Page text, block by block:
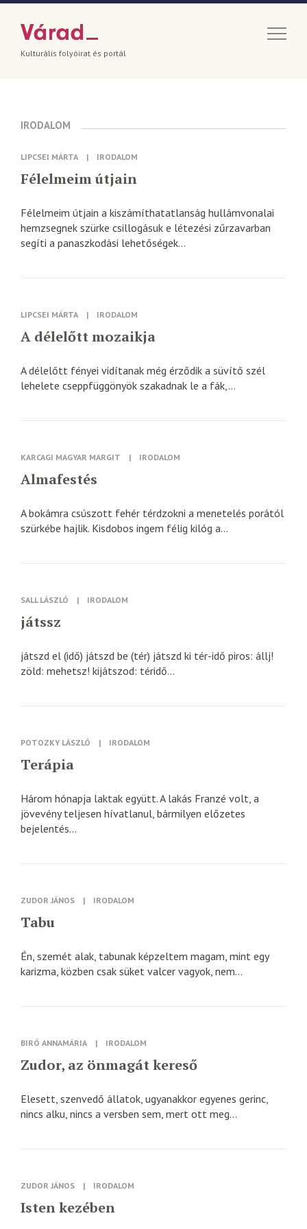
Kulturális folyóirat és portál
IRODALOM
LIPCSEI MÁRTA | IRODALOM
Félelmeim útjain
Félelmeim útjain a kiszámíthatatlanság hullámvonalai
hemzsegnek szürke csillogásuk e létezési zűrzavarban
segíti a panaszkodási lehetőségek...
LIPCSEI MÁRTA | IRODALOM
A délelőtt mozaikja
A délelőtt fényei vidítanak még érződik a süvítő szél
lehelete cseppfüggönyök szakadnak le a fák,...
KARCAGI MAGYAR MARGIT | IRODALOM
Almafestés
A bokámra csúszott fehér térdzokni a menetelés porától
szürkébe hajlik. Kisdobos ingem félig kilóg a...
SALL LÁSZLÓ | IRODALOM
játssz
játszd el (idő) játszd be (tér) játszd ki tér-idő piros: állj!
zöld: mehetsz! kijátszod: téridő...
POTOZKY LÁSZLÓ | IRODALOM
Terápia
Három hónapja laktak együtt. A lakás Franzé volt, a
jövevény teljesen hívatlanul, bármilyen előzetes
bejelentés...
ZUDOR JÁNOS | IRODALOM
Tabu
Én, szemét alak, tabunak képzeltem magam, mint egy
karizma, közben csak süket valcer vagyok, nem...
BIRÓ ANNAMÁRIA | IRODALOM
Zudor, az önmagát kereső
Elesett, szenvedő állatok, ugyanakkor egyenes gerinc,
nincs alku, nincs a versben sem, mert ott meg...
ZUDOR JÁNOS | IRODALOM
Isten kezében